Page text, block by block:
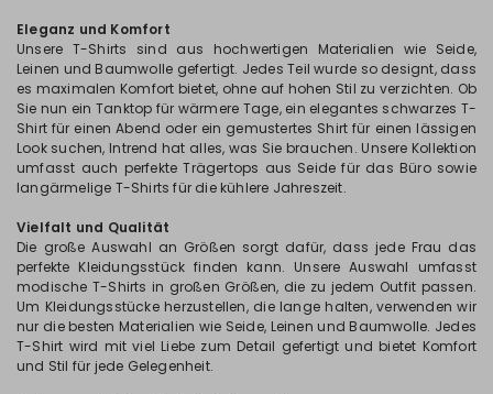
Eleganz und Komfort
Unsere T-Shirts sind aus hochwertigen Materialien wie Seide,
Leinen und Baumwolle gefertigt. Jedes Teil wurde so designt, dass
es maximalen Komfort bietet, ohne auf hohen Stil zu verzichten. Ob
Sie nun ein Tanktop für wärmere Tage, ein elegantes schwarzes T-
Shirt für einen Abend oder ein gemustertes Shirt für einen lässigen
Look suchen, Intrend hat alles, was Sie brauchen. Unsere Kollektion
umfasst auch perfekte Trägertops aus Seide für das Büro sowie
langärmelige T-Shirts für die kühlere Jahreszeit.
Vielfalt und Qualität
Die große Auswahl an Größen sorgt dafür, dass jede Frau das
perfekte Kleidungsstück finden kann. Unsere Auswahl umfasst
modische T-Shirts in großen Größen, die zu jedem Outfit passen.
Um Kleidungsstücke herzustellen, die lange halten, verwenden wir
nur die besten Materialien wie Seide, Leinen und Baumwolle. Jedes
T-Shirt wird mit viel Liebe zum Detail gefertigt und bietet Komfort
und Stil für jede Gelegenheit.